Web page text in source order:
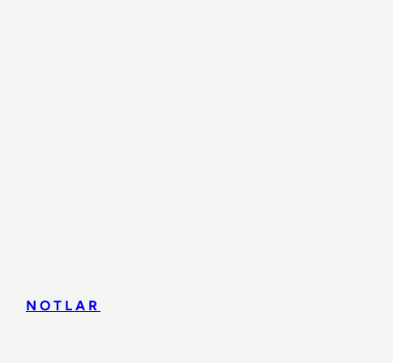
NOTLAR